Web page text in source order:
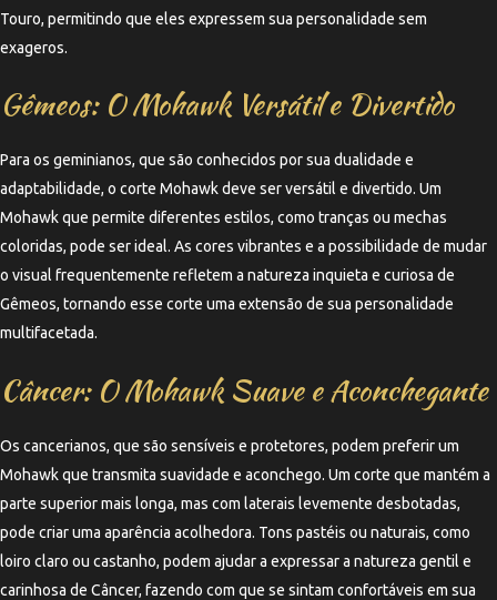
Touro, permitindo que eles expressem sua personalidade sem
exageros.
Gêmeos: O Mohawk Versátil e Divertido
Para os geminianos, que são conhecidos por sua dualidade e
adaptabilidade, o corte Mohawk deve ser versátil e divertido. Um
Mohawk que permite diferentes estilos, como tranças ou mechas
coloridas, pode ser ideal. As cores vibrantes e a possibilidade de mudar
o visual frequentemente refletem a natureza inquieta e curiosa de
Gêmeos, tornando esse corte uma extensão de sua personalidade
multifacetada.
Câncer: O Mohawk Suave e Aconchegante
Os cancerianos, que são sensíveis e protetores, podem preferir um
Mohawk que transmita suavidade e aconchego. Um corte que mantém a
parte superior mais longa, mas com laterais levemente desbotadas,
pode criar uma aparência acolhedora. Tons pastéis ou naturais, como
loiro claro ou castanho, podem ajudar a expressar a natureza gentil e
carinhosa de Câncer, fazendo com que se sintam confortáveis em sua